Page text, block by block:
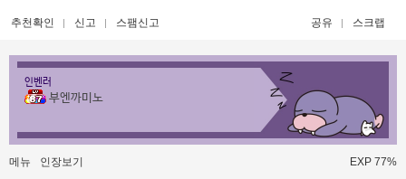
추천확인 신고 스팸신고 공유 스크랩
인벤러
부엔까미노
메뉴 인장보기 EXP 77%